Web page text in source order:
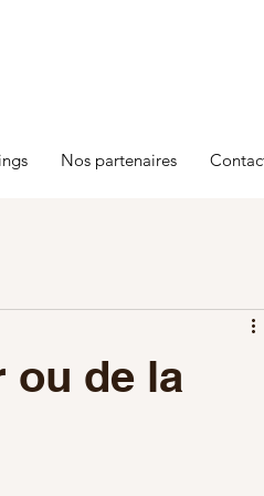
Nos partenaires
ou de la